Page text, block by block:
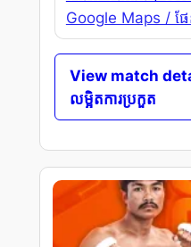
Google Maps / ផ
View match
លម្អិតការប្រកួត